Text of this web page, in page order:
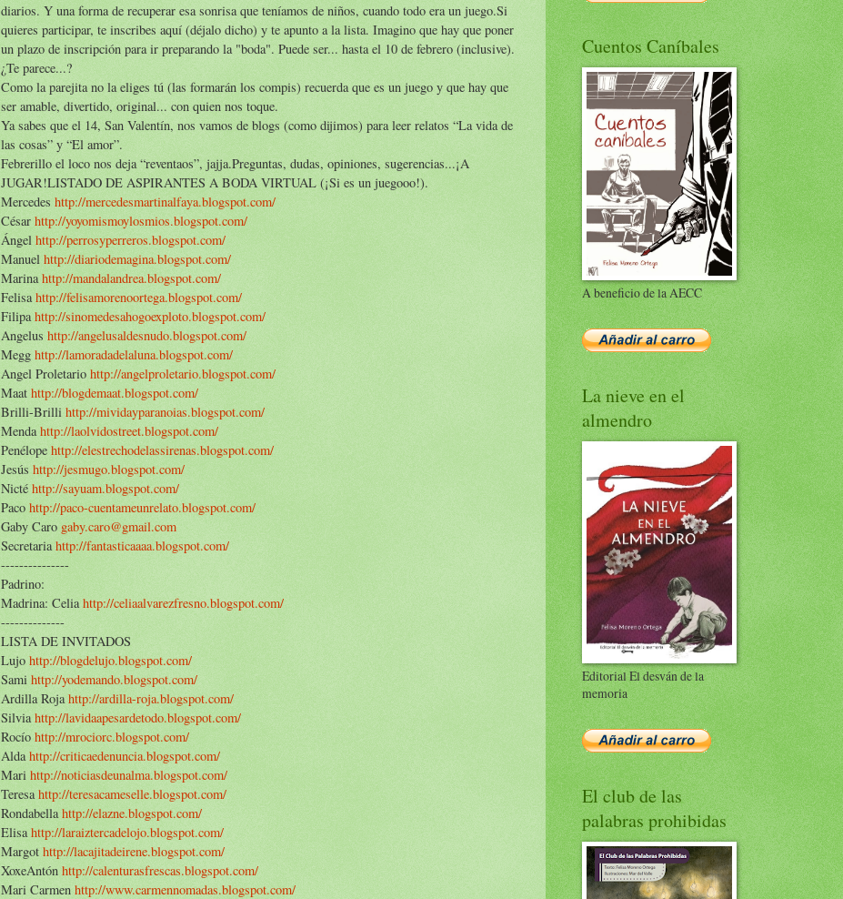
diarios. Y una forma de recuperar esa sonrisa que teníamos de niños, cuando todo era un juego.Si
quieres participar, te inscribes aquí (déjalo dicho) y te apunto a la lista. Imagino que hay que poner
un plazo de inscripción para ir preparando la "boda". Puede ser... hasta el 10 de febrero (inclusive).
¿Te parece...?
Como la parejita no la eliges tú (las formarán los compis) recuerda que es un juego y que hay que
ser amable, divertido, original... con quien nos toque.
Ya sabes que el 14, San Valentín, nos vamos de blogs (como dijimos) para leer relatos “La vida de
las cosas” y “El amor”.
Febrerillo el loco nos deja “reventaos”, jajja.Preguntas, dudas, opiniones, sugerencias...¡A
JUGAR!LISTADO DE ASPIRANTES A BODA VIRTUAL (¡Si es un juegooo!).
Mercedes http://mercedesmartinalfaya.blogspot.com/
César http://yoyomismoylosmios.blogspot.com/
Ángel http://perrosyperreros.blogspot.com/
Manuel http://diariodemagina.blogspot.com/
Marina http://mandalandrea.blogspot.com/
Felisa http://felisamorenoortega.blogspot.com/
Filipa http://sinomedesahogoexploto.blogspot.com/
Angelus http://angelusaldesnudo.blogspot.com/
Megg http://lamoradadelaluna.blogspot.com/
Angel Proletario http://angelproletario.blogspot.com/
Maat http://blogdemaat.blogspot.com/
Brilli-Brilli http://mividayparanoias.blogspot.com/
Menda http://laolvidostreet.blogspot.com/
Penélope http://elestrechodelassirenas.blogspot.com/
Jesús http://jesmugo.blogspot.com/
Nicté http://sayuam.blogspot.com/
Paco http://paco-cuentameunrelato.blogspot.com/
Gaby Caro gaby.caro@gmail.com
Secretaria http://fantasticaaaa.blogspot.com/
---------------
Padrino:
Madrina: Celia http://celiaalvarezfresno.blogspot.com/
--------------
LISTA DE INVITADOS
Lujo http://blogdelujo.blogspot.com/
Sami http://yodemando.blogspot.com/
Ardilla Roja http://ardilla-roja.blogspot.com/
Silvia http://lavidaapesardetodo.blogspot.com/
Rocío http://mrociorc.blogspot.com/
Alda http://criticaedenuncia.blogspot.com/
Mari http://noticiasdeunalma.blogspot.com/
Teresa http://teresacameselle.blogspot.com/
Rondabella http://elazne.blogspot.com/
Elisa http://laraiztercadelojo.blogspot.com/
Margot http://lacajitadeirene.blogspot.com/
XoxeAntón http://calenturasfrescas.blogspot.com/
Mari Carmen http://www.carmennomadas.blogspot.com/
Cuentos Caníbales
A beneficio de la AECC
La nieve en el
almendro
Editorial El desván de la
memoria
El club de las
palabras prohibidas